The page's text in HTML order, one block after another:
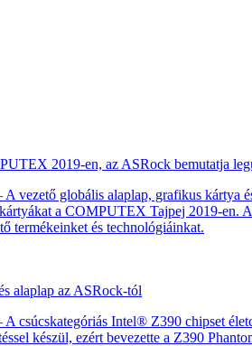
2019-en, az ASRock bemutatja
vezető globális alaplap, grafikus kártya
a COMPUTEX Tajpej 2019-en.
termékeinket és technológiáinkat.
alaplap az ASRock-tól
csúcskategóriás Intel® Z390 chipset
készül, ezért bevezette a Z390